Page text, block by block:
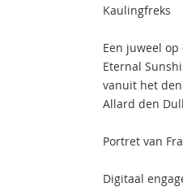
Kaulingfreks
Een juweel
Eternal
vanuit het
Allard den
Portret van
Digitaal